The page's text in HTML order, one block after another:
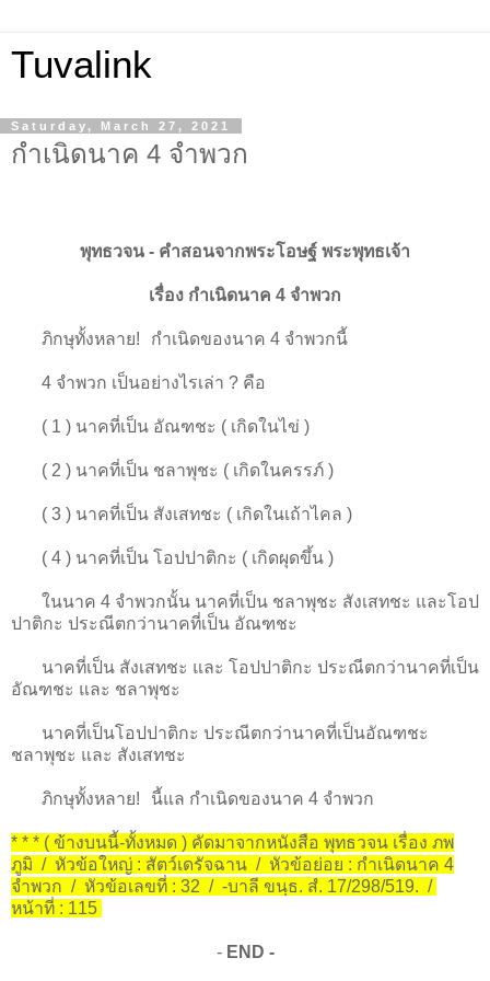
Tuvalink
Saturday, March 27, 2021
กำเนิดนาค 4 จำพวก
พุทธวจน - คําสอนจากพระโอษฐ์ พระพุทธเจ้า
เรื่อง กำเนิดนาค 4 จำพวก
ภิกษุทั้งหลาย! กำเนิดของนาค 4 จำพวกนี้
4 จำพวก เป็นอย่างไรเล่า ? คือ
( 1 ) นาคที่เป็น อัณฑชะ ( เกิดในไข่ )
( 2 ) นาคที่เป็น ชลาพุชะ ( เกิดในครรภ์ )
( 3 ) นาคที่เป็น สังเสทชะ ( เกิดในเถ้าไคล )
( 4 ) นาคที่เป็น โอปปาติกะ ( เกิดผุดขึ้น )
ในนาค 4 จำพวกนั้น นาคที่เป็น ชลาพุชะ สังเสทชะ และโอป
ปาติกะ ประณีตกว่านาคที่เป็น อัณฑชะ
นาคที่เป็น สังเสทชะ และ โอปปาติกะ ประณีตกว่านาคที่เป็น
อัณฑชะ และ ชลาพุชะ
นาคที่เป็นโอปปาติกะ ประณีตกว่านาคที่เป็นอัณฑชะ
ชลาพุชะ และ สังเสทชะ
ภิกษุทั้งหลาย! นี้แล กำเนิดของนาค 4 จำพวก
* * * ( ข้างบนนี้-ทั้งหมด ) คัดมาจากหนังสือ พุทธวจน เรื่อง ภพ
ภูมิ / หัวข้อใหญ่ : สัตว์เดรัจฉาน / หัวข้อย่อย : กำเนิดนาค 4
จำพวก / หัวข้อเลขที่ : 32 / -บาลี ขนฺธ. สํ. 17/298/519. /
หน้าที่ : 115
-END -